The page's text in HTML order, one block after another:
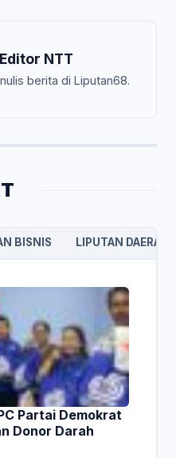
Editor NTT
berita di Liputan68.
BISNIS LIPUTAN DAERAH
Partai Demokrat
Donor Darah